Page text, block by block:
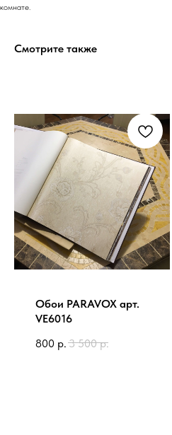
комнате.
Смотрите также
Обои PARAVOX арт.
VE6016
800 р. 3 500 р.